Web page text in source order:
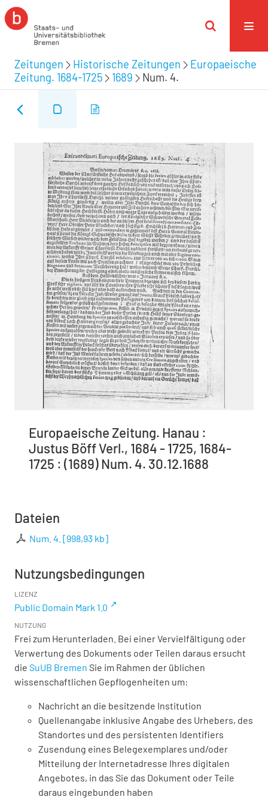
Zeitungen Historische Zeitungen
Europaeische
Zeitung. 1684-1725
1689 Num. 4.
Europaeische Zeitung. Hanau :
Justus Böff Verl., 1684 - 1725, 1684-
1725 : (1689) Num. 4. 30.12.1688
Dateien
Num. 4. [998,93 kb]
Nutzungsbedingungen
LIZENZ
Public Domain Mark 1.0
NUTZUNG
Frei zum Herunterladen. Bei einer Vervielfältigung oder
Verwertung des Dokuments oder Teilen daraus ersucht
die SuUB Bremen Sie im Rahmen der üblichen
wissenschaftlichen Gepflogenheiten um:
Nachricht an die besitzende Institution
Quellenangabe inklusive Angabe des Urhebers, des
Standortes und des persistenten Identifiers
Zusendung eines Belegexemplares und/oder
Mitteilung der Internetadresse Ihres digitalen
Angebotes, in das Sie das Dokument oder Teile
daraus eingebunden haben